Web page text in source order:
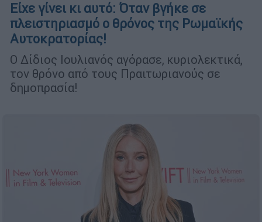
Είχε γίνει κι αυτό: Όταν βγήκε σε
πλειστηριασμό ο θρόνος της Ρωμαϊκής
Αυτοκρατορίας!
Ο Δίδιος Ιουλιανός αγόρασε, κυριολεκτικά,
τον θρόνο από τους Πραιτωριανούς σε
δημοπρασία!